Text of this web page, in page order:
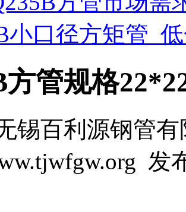
小口径方矩管_
方管规格
锡百利源钢管
发